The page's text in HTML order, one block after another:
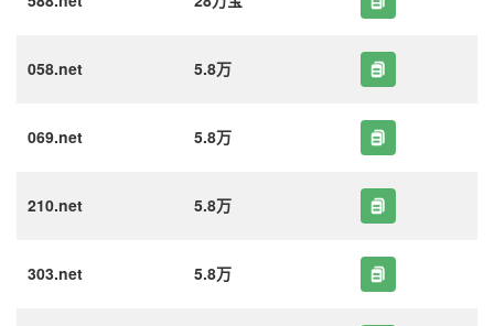
058.net 5.8万
069.net 5.8万
210.net 5.8万
303.net 5.8万